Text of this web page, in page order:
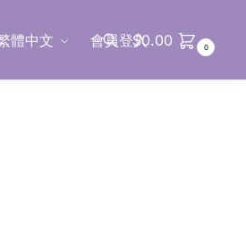
體中文 會員登入
$0.00 0